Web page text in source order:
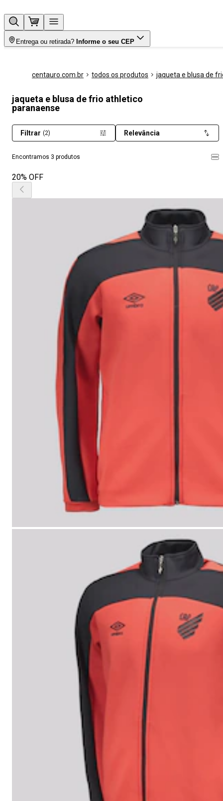
Entrega ou retirada? Informe o seu CEP
centauro.com.br todos os produtos jaqueta e blusa de
jaqueta e blusa de frio athletico
paranaense
Encontramos 3 produtos
Filtrar (2) Relevância
20% OFF